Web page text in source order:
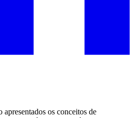
os conceitos de